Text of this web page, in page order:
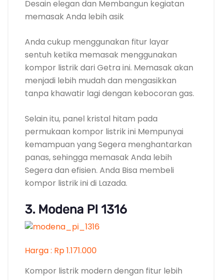
permukaan kompor listrik ini Mempunyai
kemampuan yang Segera menghantarkan
Segera dan efisien. Anda Bisa membeli
kompor listrik ini di Lazada.
3. Modena PI 1316
Harga : Rp 1.171.000
Kompor listrik modern dengan fitur lebih
lengkap
Modena merupakan salah satu brand yang
dengan kualitas yang sangat Berkualitas
dan Membangun produk-produknya selalu
masyarakat Indonesia.
Modena PI 1316 sebagai kompor listrik